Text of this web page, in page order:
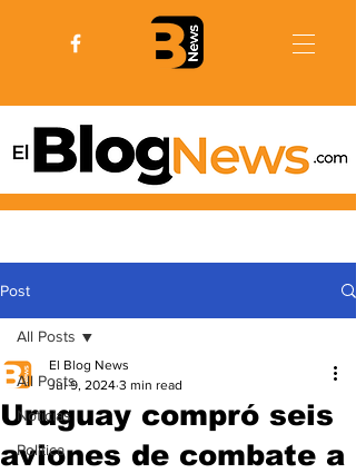
Post
All Posts
Noticias
Politica
All Posts
Uruguay compró seis
aviones de combate a
El Blog News
Jul 9, 2024 3 min read